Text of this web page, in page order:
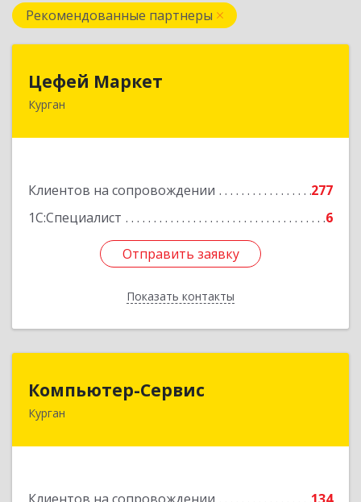
Рекомендованные партнеры
Цефей Маркет
Курган
Клиентов на сопровождении
277
1С:Специалист
6
Отправить заявку
Показать контакты
640002, Курганская обл, Курган г, М.Горького
Отправить заявку
Назад
Компьютер-Сервис
Курган